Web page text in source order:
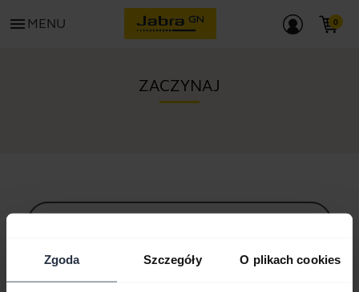
Zgoda Szczegóły O plikach cookies
menu MENU
ZACZYNAJ